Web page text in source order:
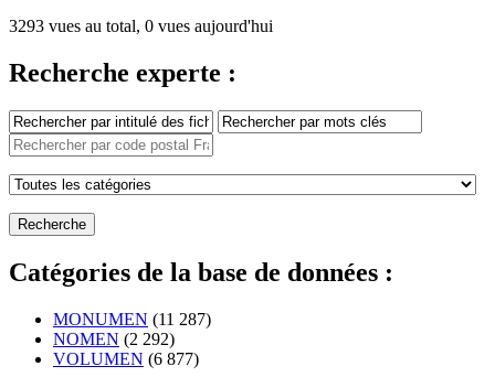
3293 vues au total, 0 vues aujourd'hui
Recherche experte :
Catégories de la base de données :
MONUMEN (11 287)
NOMEN (2 292)
VOLUMEN (6 877)